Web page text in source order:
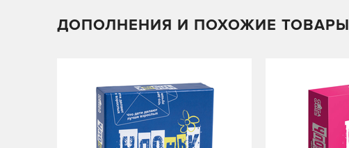
ДОПОЛНЕНИЯ И ПОХОЖИЕ ТОВАРЫ